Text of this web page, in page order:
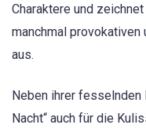
Charaktere und
manchmal
aus.
Neben ihrer fesselnden
Nacht“ auch für die